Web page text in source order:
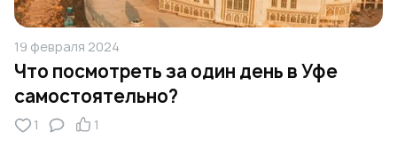
19 февраля 2024
Что посмотреть за один день в Уфе
самостоятельно?
1 1